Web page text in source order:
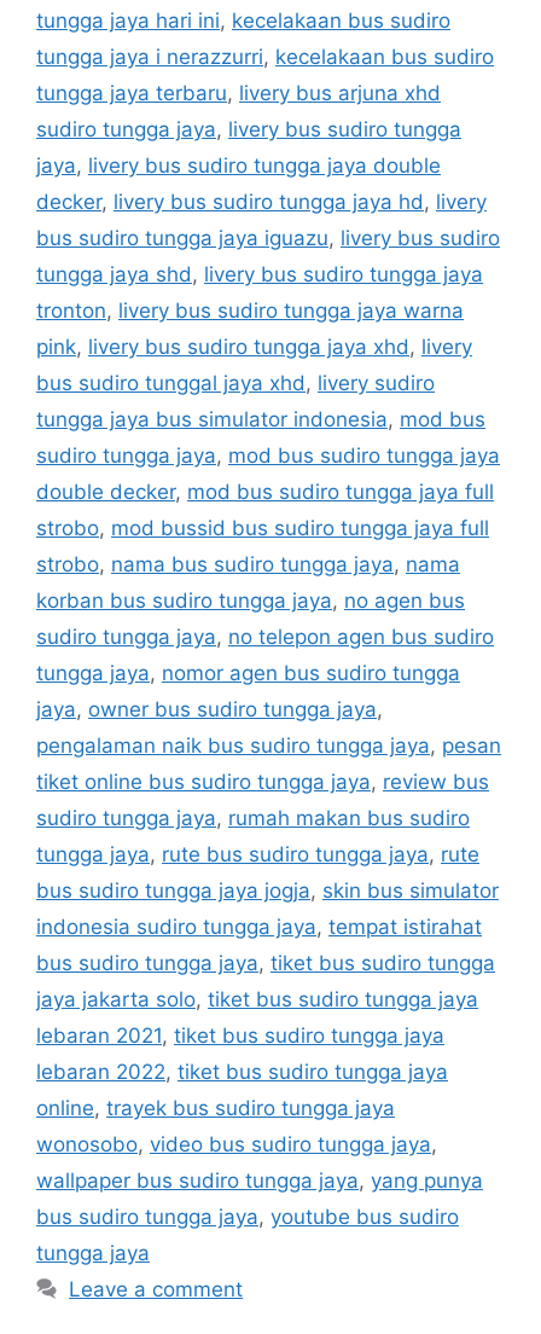
tungga jaya hari ini, kecelakaan bus sudiro
tungga jaya i nerazzurri, kecelakaan bus sudiro
tungga jaya terbaru, livery bus arjuna xhd
sudiro tungga jaya, livery bus sudiro tungga
jaya, livery bus sudiro tungga jaya double
decker, livery bus sudiro tungga jaya hd , livery
bus sudiro tungga jaya iguazu, livery bus sudiro
tungga jaya shd , livery bus sudiro tungga jaya
tronton, livery bus sudiro tungga jaya warna
pink, livery bus sudiro tungga jaya xhd , livery
bus sudiro tunggal jaya xhd , livery sudiro
tungga jaya bus simulator indonesia, mod bus
sudiro tungga jaya, mod bus sudiro tungga jaya
double decker, mod bus sudiro tungga jaya full
strobo, mod bussid bus sudiro tungga jaya full
strobo, nama bus sudiro tungga jaya, nama
korban bus sudiro tungga jaya, no agen bus
sudiro tungga jaya, no telepon agen bus sudiro
tungga jaya, nomor agen bus sudiro tungga
jaya, owner bus sudiro tungga jaya,
pengalaman naik bus sudiro tungga jaya, pesan
tiket online bus sudiro tungga jaya, review bus
sudiro tungga jaya, rumah makan bus sudiro
tungga jaya, rute bus sudiro tungga jaya, rute
bus sudiro tungga jaya jogja, skin bus simulator
indonesia sudiro tungga jaya, tempat istirahat
bus sudiro tungga jaya, tiket bus sudiro tungga
jaya jakarta solo, tiket bus sudiro tungga jaya
lebaran 2021, tiket bus sudiro tungga jaya
lebaran 2022, tiket bus sudiro tungga jaya
online, trayek bus sudiro tungga jaya
wonosobo, video bus sudiro tungga jaya,
wallpaper bus sudiro tungga jaya, yang punya
bus sudiro tungga jaya, youtube bus sudiro
tungga jaya
Leave a comment